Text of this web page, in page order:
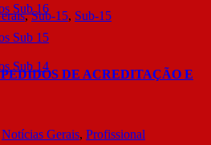
Sub 16
Sub 15
Sub 14
,Sub-15, Sub-15
DE ACREDITAÇÃO E
Notícias Gerais, Profissional